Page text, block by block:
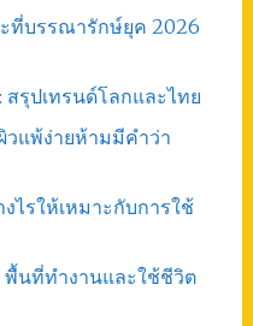
ะที่บรรณารักษ์ยุค 2026
สรุปเทรนด์โลกและไทย
แพ้ง่ายห้ามมีคำว่า
ไรให้เหมาะกับการใช้
นที่ทำงานและใช้ชีวิต